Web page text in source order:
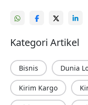
Kategori Artikel
Bisnis Dunia
Kirim Kargo